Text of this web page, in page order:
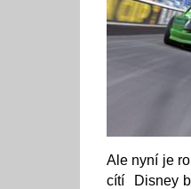
Ale nyní je
cítí Disney